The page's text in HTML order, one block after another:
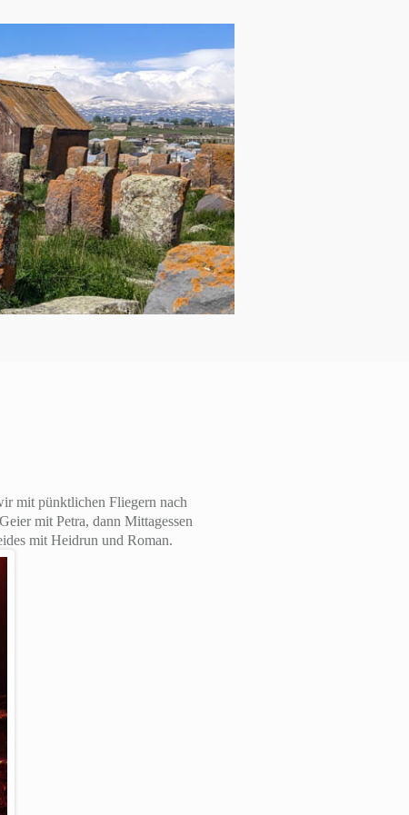
mit pünktlichen Fliegern nach
mit Petra, dann Mittagessen
mit Heidrun und Roman.